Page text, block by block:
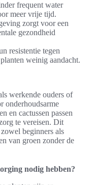
frequent water
meer vrije tijd.
zorgt voor een
gezondheid
resistentie tegen
weinig aandacht.
werkende ouders of
onderhoudsarme
en cactussen passen
te vereisen. Dit
beginners als
van groen zonder de
nodig hebben?